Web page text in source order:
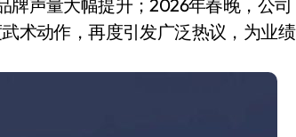
告暂停
射线一边光伏发电
牌声量大幅提升；2026年春晚，公司
术动作，再度引发广泛热议，为业绩